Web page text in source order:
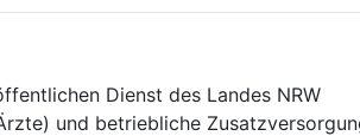
Dienst des Landes NRW
und betriebliche